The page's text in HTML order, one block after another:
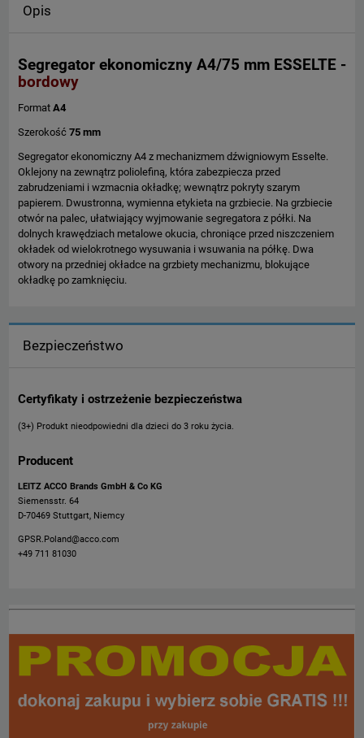
Opis
Segregator ekonomiczny A4/75 mm ESSELTE -
bordowy
Format A4
Szerokość 75 mm
Segregator ekonomiczny A4 z mechanizmem dźwigniowym Esselte.
Oklejony na zewnątrz poliolefiną, która zabezpiecza przed
zabrudzeniami i wzmacnia okładkę; wewnątrz pokryty szarym
papierem. Dwustronna, wymienna etykieta na grzbiecie. Na grzbiecie
otwór na palec, ułatwiający wyjmowanie segregatora z półki. Na
dolnych krawędziach metalowe okucia, chroniące przed niszczeniem
okładek od wielokrotnego wysuwania i wsuwania na półkę. Dwa
otwory na przedniej okładce na grzbiety mechanizmu, blokujące
okładkę po zamknięciu.
Bezpieczeństwo
Certyfikaty i ostrzeżenie bezpieczeństwa
(3+) Produkt nieodpowiedni dla dzieci do 3 roku życia.
Producent
LEITZ ACCO Brands GmbH & Co KG
Siemensstr. 64
D-70469 Stuttgart, Niemcy
GPSR.Poland@acco.com
+49 711 81030